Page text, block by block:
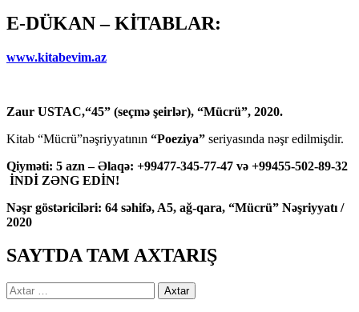
E-DÜKAN – KİTABLAR:
www.kitabevim.az
Zaur USTAC,“45” (seçmə şeirlər), “Mücrü”, 2020.
Kitab “Mücrü”nəşriyyatının “Poeziya” seriyasında nəşr edilmişdir.
Qiyməti: 5 azn – Əlaqə: +99477-345-77-47 və +99455-502-89-32
İNDİ ZƏNG EDİN!
Nəşr göstəriciləri: 64 səhifə, A5, ağ-qara, “Mücrü” Nəşriyyatı /
2020
SAYTDA TAM AXTARIŞ
Axtarış: